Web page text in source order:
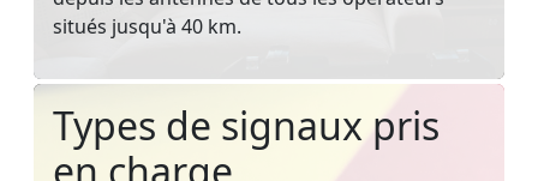
situés jusqu'à 40 km.
Types de signaux pris
en charge